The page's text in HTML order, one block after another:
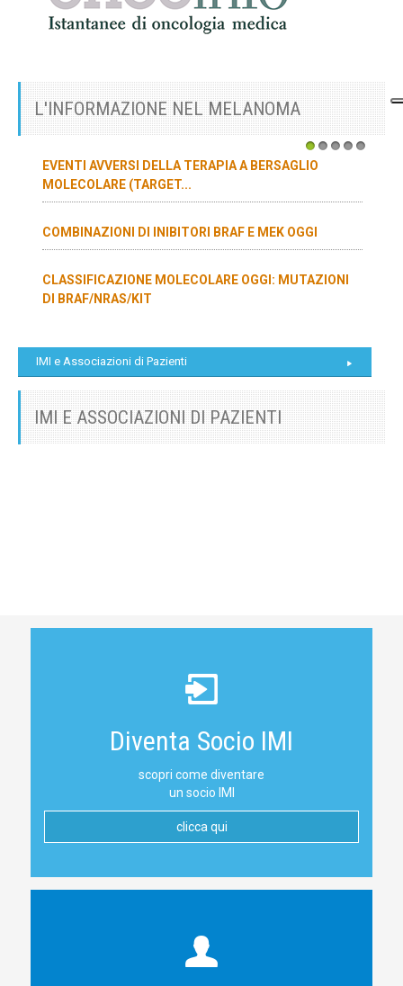
L'INFORMAZIONE NEL MELANOMA
1
EVENTI AVVERSI DELLA TERAPIA A BERSAGLIO
MOLECOLARE (TARGET...
COMBINAZIONI DI INIBITORI BRAF E MEK OGGI
CLASSIFICAZIONE MOLECOLARE OGGI: MUTAZIONI
DI BRAF/NRAS/KIT
IMI e Associazioni di Pazienti
IMI E ASSOCIAZIONI DI PAZIENTI
Diventa Socio IMI
scopri come diventare
un socio IMI
clicca qui